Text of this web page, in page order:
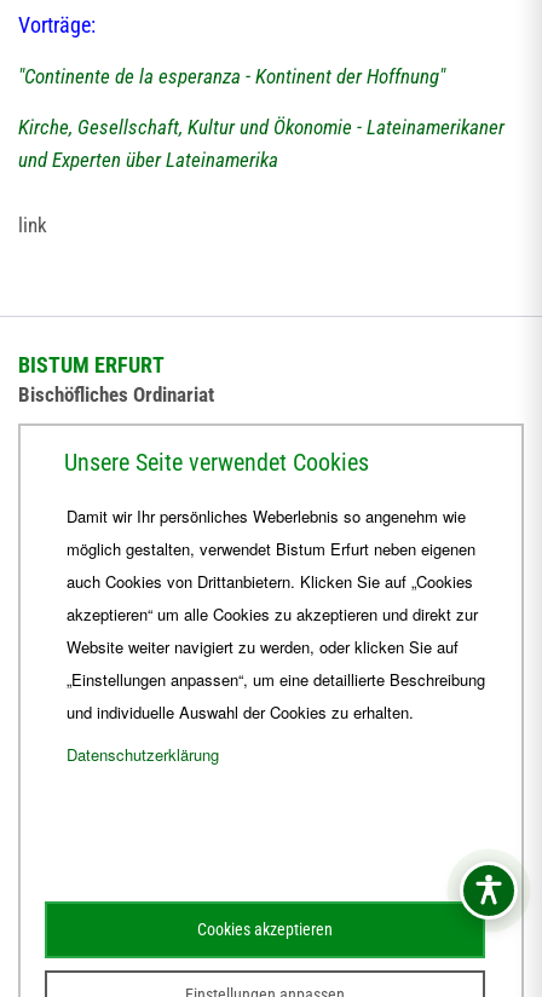
Vorträge:
"Continente de la esperanza - Kontinent der Hoffnung"
Kirche, Gesellschaft, Kultur und Ökonomie - Lateinamerikaner
und Experten über Lateinamerika
link
BISTUM ERFURT
Bischöfliches Ordinariat
+49 361 6572-444
ordinariat Bistum-Erfurt.de
Schematismus Amtsblatt
Unsere Seite verwendet Cookies
Damit wir Ihr persönliches Weberlebnis so angenehm wie
möglich gestalten, verwendet Bistum Erfurt neben eigenen
auch Cookies von Drittanbietern. Klicken Sie auf „Cookies
akzeptieren“ um alle Cookies zu akzeptieren und direkt zur
Website weiter navigiert zu werden, oder klicken Sie auf
„Einstellungen anpassen“, um eine detaillierte Beschreibung
und individuelle Auswahl der Cookies zu erhalten.
Datenschutzerklärung
Cookies akzeptieren